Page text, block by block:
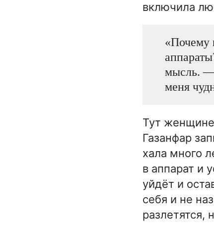
включила
«Почему
мысль. —
меня
Тут женщине
Газанфар
хала много
в аппарат и
уйдёт и
себя и не
разлетятся,